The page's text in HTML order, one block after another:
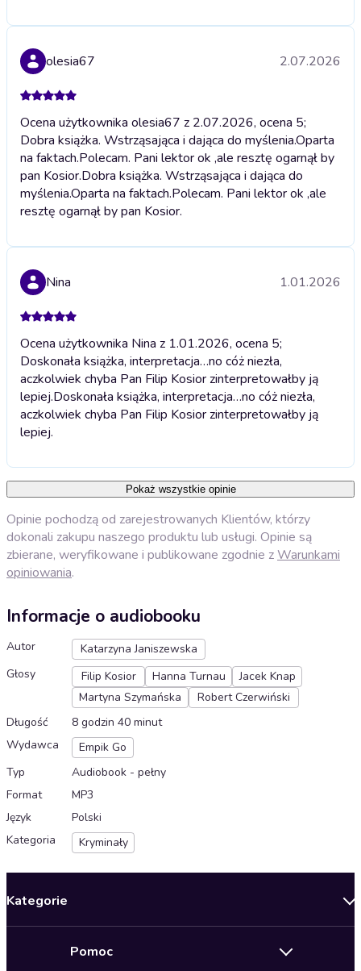
olesia67 2.07.2026
Ocena użytkownika olesia67 z 2.07.2026, ocena 5;
Dobra książka. Wstrząsająca i dająca do myślenia.Oparta
na faktach.Polecam. Pani lektor ok ,ale resztę ogarnął by
pan Kosior.Dobra książka. Wstrząsająca i dająca do
myślenia.Oparta na faktach.Polecam. Pani lektor ok ,ale
resztę ogarnął by pan Kosior.
Nina 1.01.2026
Ocena użytkownika Nina z 1.01.2026, ocena 5;
Doskonała książka, interpretacja…no cóż niezła,
aczkolwiek chyba Pan Filip Kosior zinterpretowałby ją
lepiej.Doskonała książka, interpretacja…no cóż niezła,
aczkolwiek chyba Pan Filip Kosior zinterpretowałby ją
lepiej.
Pokaż wszystkie opinie
Opinie pochodzą od zarejestrowanych Klientów, którzy
dokonali zakupu naszego produktu lub usługi. Opinie są
zbierane, weryfikowane i publikowane zgodnie zWarunkami
opiniowania.
Informacje o audiobooku
Autor
Katarzyna Janiszewska
Głosy
Filip Kosior Hanna Turnau
Jacek Knap
Martyna Szymańska
Robert Czerwiński
Długość
8 godzin 40 minut
Wydawca
Empik Go
Typ
Audiobook - pełny
Format
MP3
Język
Polski
Kategoria
Kryminały
Kategorie
Pomoc